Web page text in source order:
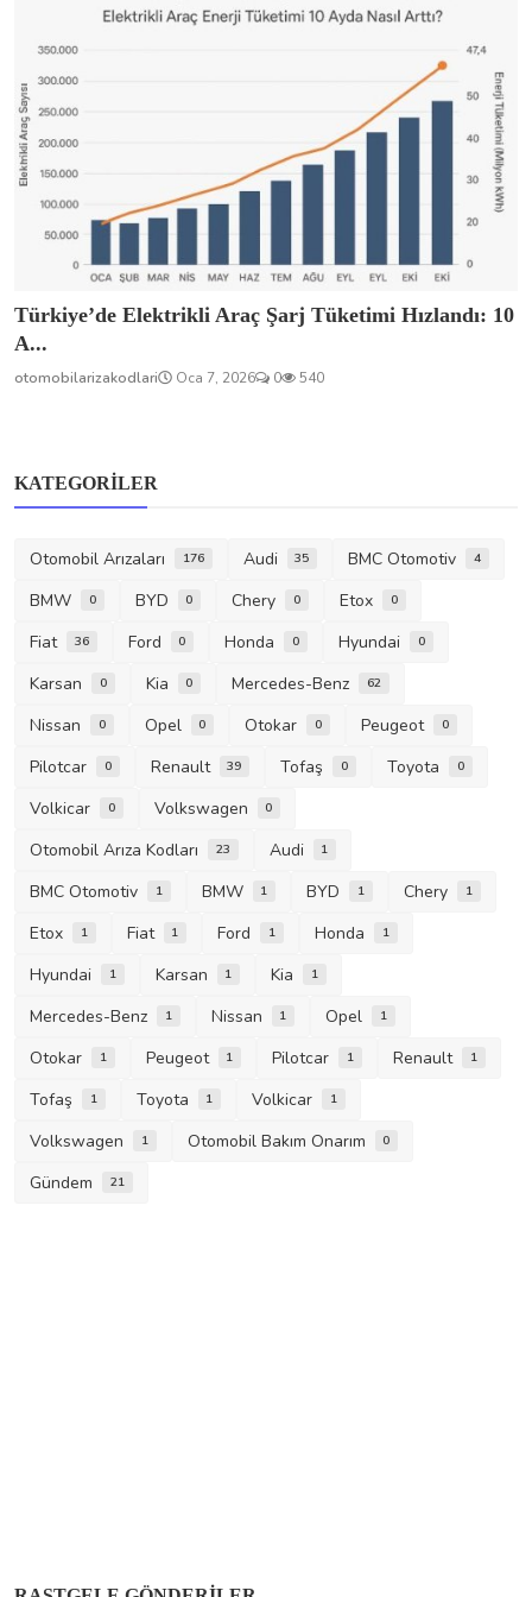
Türkiye’de Elektrikli Araç Şarj Tüketimi Hızlandı: 10
A...
otomobilarizakodlari Oca 7, 2026 0 540
KATEGORILER
Otomobil Arızaları 176 Audi 35 BMC Otomotiv 4
BMW 0 BYD 0 Chery 0 Etox 0
Fiat 36 Ford 0 Honda 0 Hyundai 0
Karsan 0 Kia 0 Mercedes-Benz 62
Nissan 0 Opel 0 Otokar 0 Peugeot 0
Pilotcar 0 Renault 39 Tofaş 0 Toyota 0
Volkicar 0 Volkswagen 0
Otomobil Arıza Kodları 23 Audi 1
BMC Otomotiv 1 BMW 1 BYD 1 Chery 1
Etox 1 Fiat 1 Ford 1 Honda 1
Hyundai 1 Karsan 1 Kia 1
Mercedes-Benz 1 Nissan 1 Opel 1
Otokar 1 Peugeot 1 Pilotcar 1 Renault 1
Tofaş 1 Toyota 1 Volkicar 1
Volkswagen 1 Otomobil Bakım Onarım 0
Gündem 21